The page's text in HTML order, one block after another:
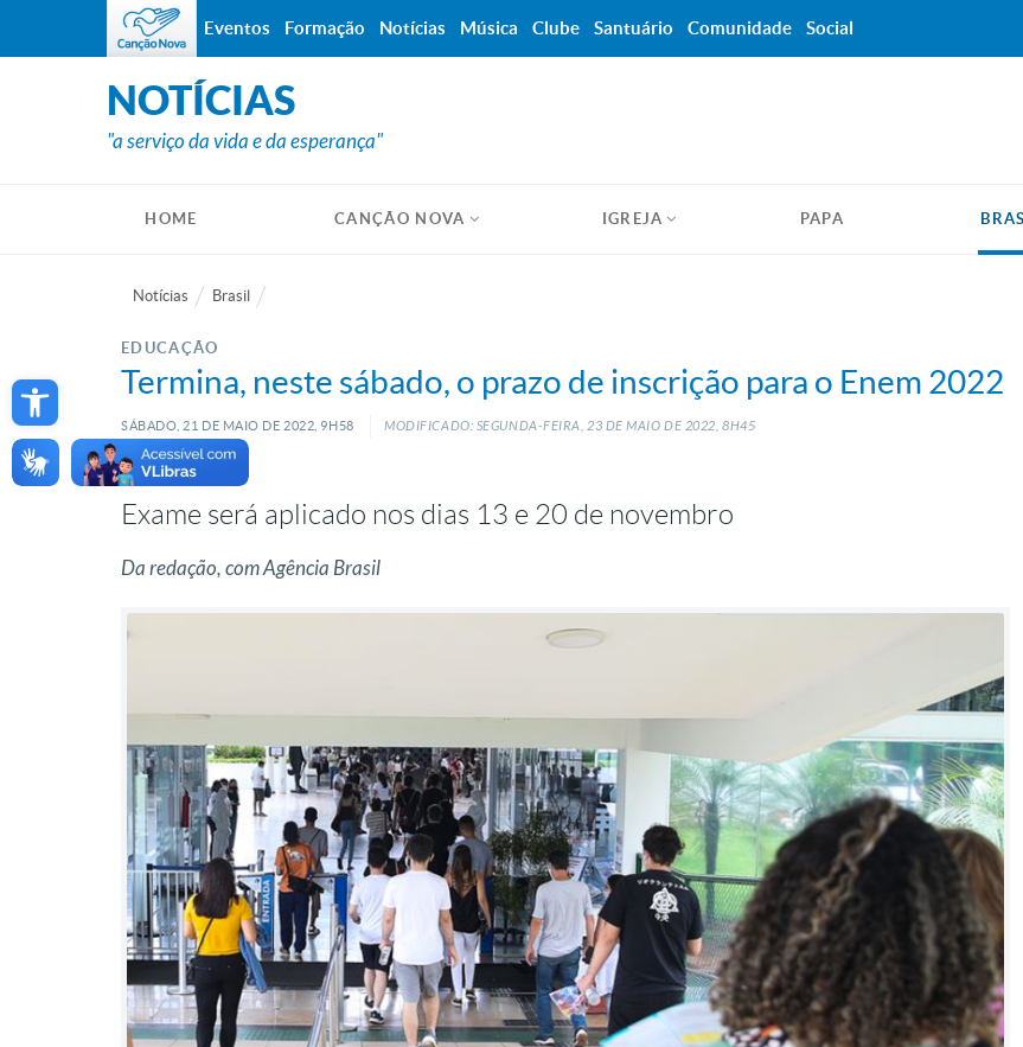
Open toolbar
NOTÍCIAS
"a serviço da vida e da esperança"
HOME CANÇÃO NOVA IGREJA PAPA
Notícias Brasil
EDUCAÇÃO
Termina, neste sábado, o prazo de inscrição para o Enem 2022
SÁBADO, 21 DE MAIO DE 2022, 9H58 MODIFICADO: SEGUNDA-FEIRA, 23 DEMAIO DE 2022, 8H45
Exame será aplicado nos dias 13 e 20 de novembro
Da redação, com Agência Brasil
Eventos Formação Notícias Música Clube Santuário Comunidade Social